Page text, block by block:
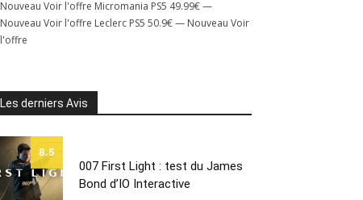
Nouveau Voir l'offre Micromania PS5 49.99€ —
Nouveau Voir l'offre Leclerc PS5 50.9€ — Nouveau Voir
l'offre
Les derniers Avis
8.5
007 First Light : test du James
Bond d’IO Interactive